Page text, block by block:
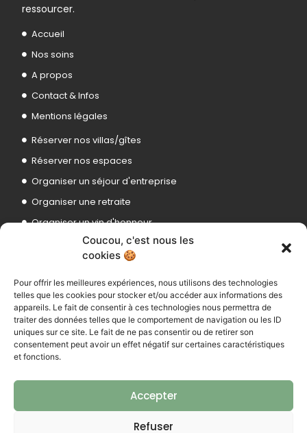
Coucou, c'est nous les
cookies 🍪
Pour offrir les meilleures expériences, nous utilisons des technologies
telles que les cookies pour stocker et/ou accéder aux informations des
appareils. Le fait de consentir à ces technologies nous permettra de
traiter des données telles que le comportement de navigation ou les ID
uniques sur ce site. Le fait de ne pas consentir ou de retirer son
consentement peut avoir un effet négatif sur certaines caractéristiques
et fonctions.
Accepter
Refuser
ressourcer.
Accueil
Nos soins
A propos
Contact & Infos
Mentions légales
Réserver nos villas/gîtes
Réserver nos espaces
Organiser un séjour d'entreprise
Organiser une retraite
Organiser un vin d'honneur
Organiser une expo, un concert
664 RD 35
83170 Brignoles
ENVOYEZ-NOUS UN MAIL